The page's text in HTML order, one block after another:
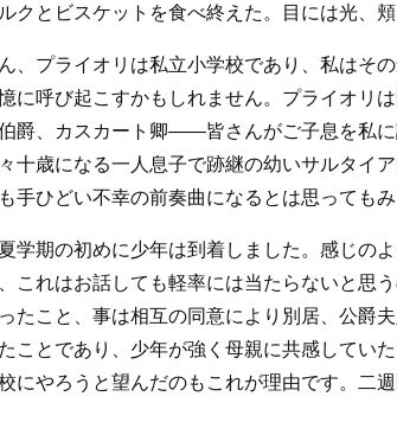
クとビスケットを食べ終えた。目には光、
ん、プライオリは私立小学校であり、私は
に呼び起こすかもしれません。プライオリ
爵、カスカート卿――皆さんがご子息を私
十歳になる一人息子で跡継の幼いサルタイ
手ひどい不幸の前奏曲になるとは思ってもみ
学期の初めに少年は到着しました。感じの
これはお話しても軽率には当たらないと思
たこと、事は相互の同意により別居、公爵
ことであり、少年が強く母親に共感してい
にやろうと望んだのもこれが理由です。二